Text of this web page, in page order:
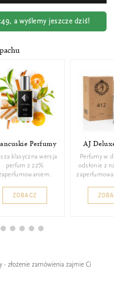
, a wyślemy jeszcze dziś!
Perfumy
klasyczna wersja
perfum z 22%
ZOBACZ
AJ
Perfumy w
odsłonie z
- złożenie zamówienia zajmie Ci